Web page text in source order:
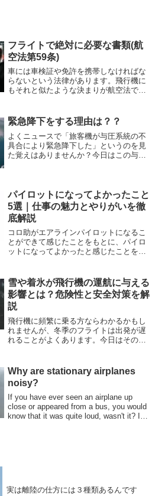
フライトで絶対に必要な書類(航
空法第59条)
車には車検証や免許を携帯しなければな
らないという法律があります。飛行機に
もそれと似たような決まりが航空法で定
そこでその書類について航空法を基にま
とめていきたいと思います。
緊急降下をする理由は？？
よくニュースで「旅客機が与圧系統の不
具合により緊急降下した」というのを見
た覚えはありませんか？今日はこの与圧
のかを解説していこうと思います。
パイロットになってよかったこと
5選｜仕事の魅力とやりがいを徹
底解説
コロ助がエアラインパイロットになるこ
とができて感じたことをもとに、パイロ
ットになってよかったと感じたことを紹
膨らむと思いますので、モチベーション
維持のためにも参考にしてみてください
ね。
雪や着氷が飛行機の運航に与える
影響とは？危険性と安全対策を解
説
飛行機に頻繁に乗る方ならわかるかもし
れませんが、冬季のフライトは出発が遅
れることがよくあります。今日はその理
までに、パイロットの仕事が増えるんで
す、、そう雪のせいで！なぜ雪が降ると
大変なのかを解説
Why are stationary airplanes
noisy?
If you have ever seen an airplane up
close or appeared from a bus, you would
know that it was quite loud, wasn't it? In
実は離陸の仕方には３種類あるんです